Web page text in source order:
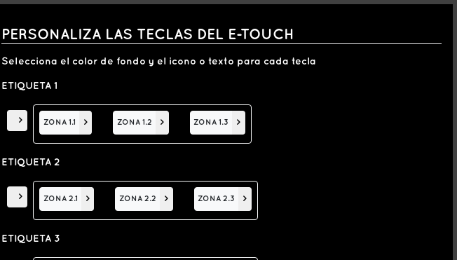
PERSONALIZA LAS TECLAS DEL E-TOUCH
Selecciona el color de fondo y el icono o texto para cada tecla
ETIQUETA 1
> ZONA 1.1 > ZONA 1.2 > ZONA 1.3 >
ETIQUETA 2
> ZONA 2.1 > ZONA 2.2 > ZONA 2.3 >
ETIQUETA 3